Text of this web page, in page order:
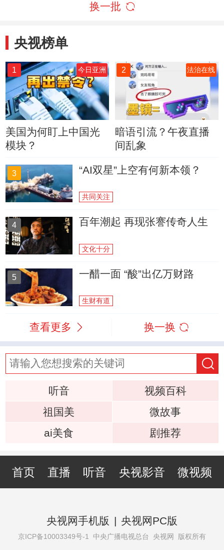
换一批
央视榜单
1 今日亚洲
美国为何盯上中国光
模块？
2 法治在线
暗语引流？午夜直播
间乱象
3 “AI双星”上空有何新本领？
共同关注
4 百年潮起 再现张謇传奇人生
文化十分
5 一醋一面 “酸”出亿万财路
生财有道
查看更多 换一换
听音
视频百科
祖国美
微故事
ai美食
剧推荐
首页 直播 听音 央视影音 微视频
央视网手机版 | 央视网PC版
京ICP备10003349号-1 中央广播电视总台 央视网 版权所有